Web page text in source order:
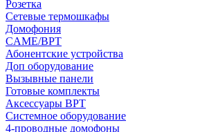
Розетка
Сетевые термошкафы
Домофония
CAME/BPT
Абонентские устройства
Доп оборудование
Вызывные панели
Готовые комплекты
Аксессуары BPT
Системное оборудование
4-проводные домофоны